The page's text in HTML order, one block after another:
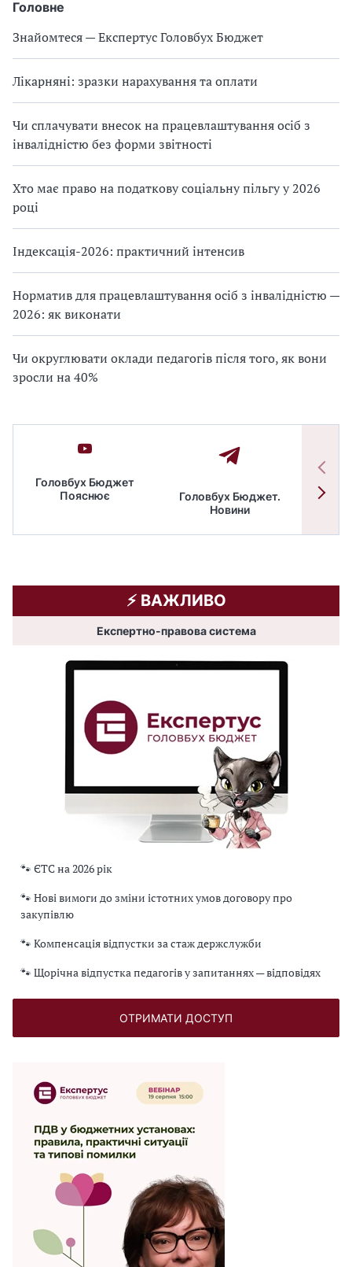
Головне
Знайомтеся — Експертус Головбух Бюджет
Лікарняні: зразки нарахування та оплати
Чи сплачувати внесок на працевлаштування осіб з
інвалідністю без форми звітності
Хто має право на податкову соціальну пільгу у 2026
році
Індексація-2026: практичний інтенсив
Норматив для працевлаштування осіб з інвалідністю —
2026: як виконати
Чи округлювати оклади педагогів після того, як вони
зросли на 40%
Головбух Бюджет
Пояснює
Головбух Бюджет.
Новини
⚡️ ВАЖЛИВО
Експертно-правова система
🐾 ЄТС на 2026 рік
🐾 Нові вимоги до зміни істотних умов договору про
закупівлю
🐾 Компенсація відпустки за стаж держслужби
🐾 Щорічна відпустка педагогів у запитаннях — відповідях
ОТРИМАТИ ДОСТУП